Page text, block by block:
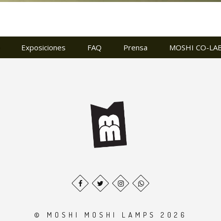
Exposiciones FAQ Prensa MOSHI CO-
© MOSHI MOSHI LAMPS 2026